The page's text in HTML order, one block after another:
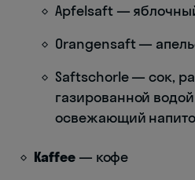
Apfelsaft —
Orangensaft —
Saftschorle — сок,
газированной
освежающий
Kaffee— кофе